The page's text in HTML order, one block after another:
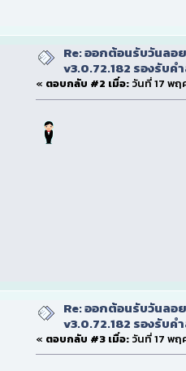
Re: ออกต้อนรับวันลอ
v3.0.72.182 รองรับ
« ตอบกลับ #2 เมื่อ: วันที่ 17 พฤ
Re: ออกต้อนรับวันลอ
v3.0.72.182 รองรับ
« ตอบกลับ #3 เมื่อ: วันที่ 17 พฤ